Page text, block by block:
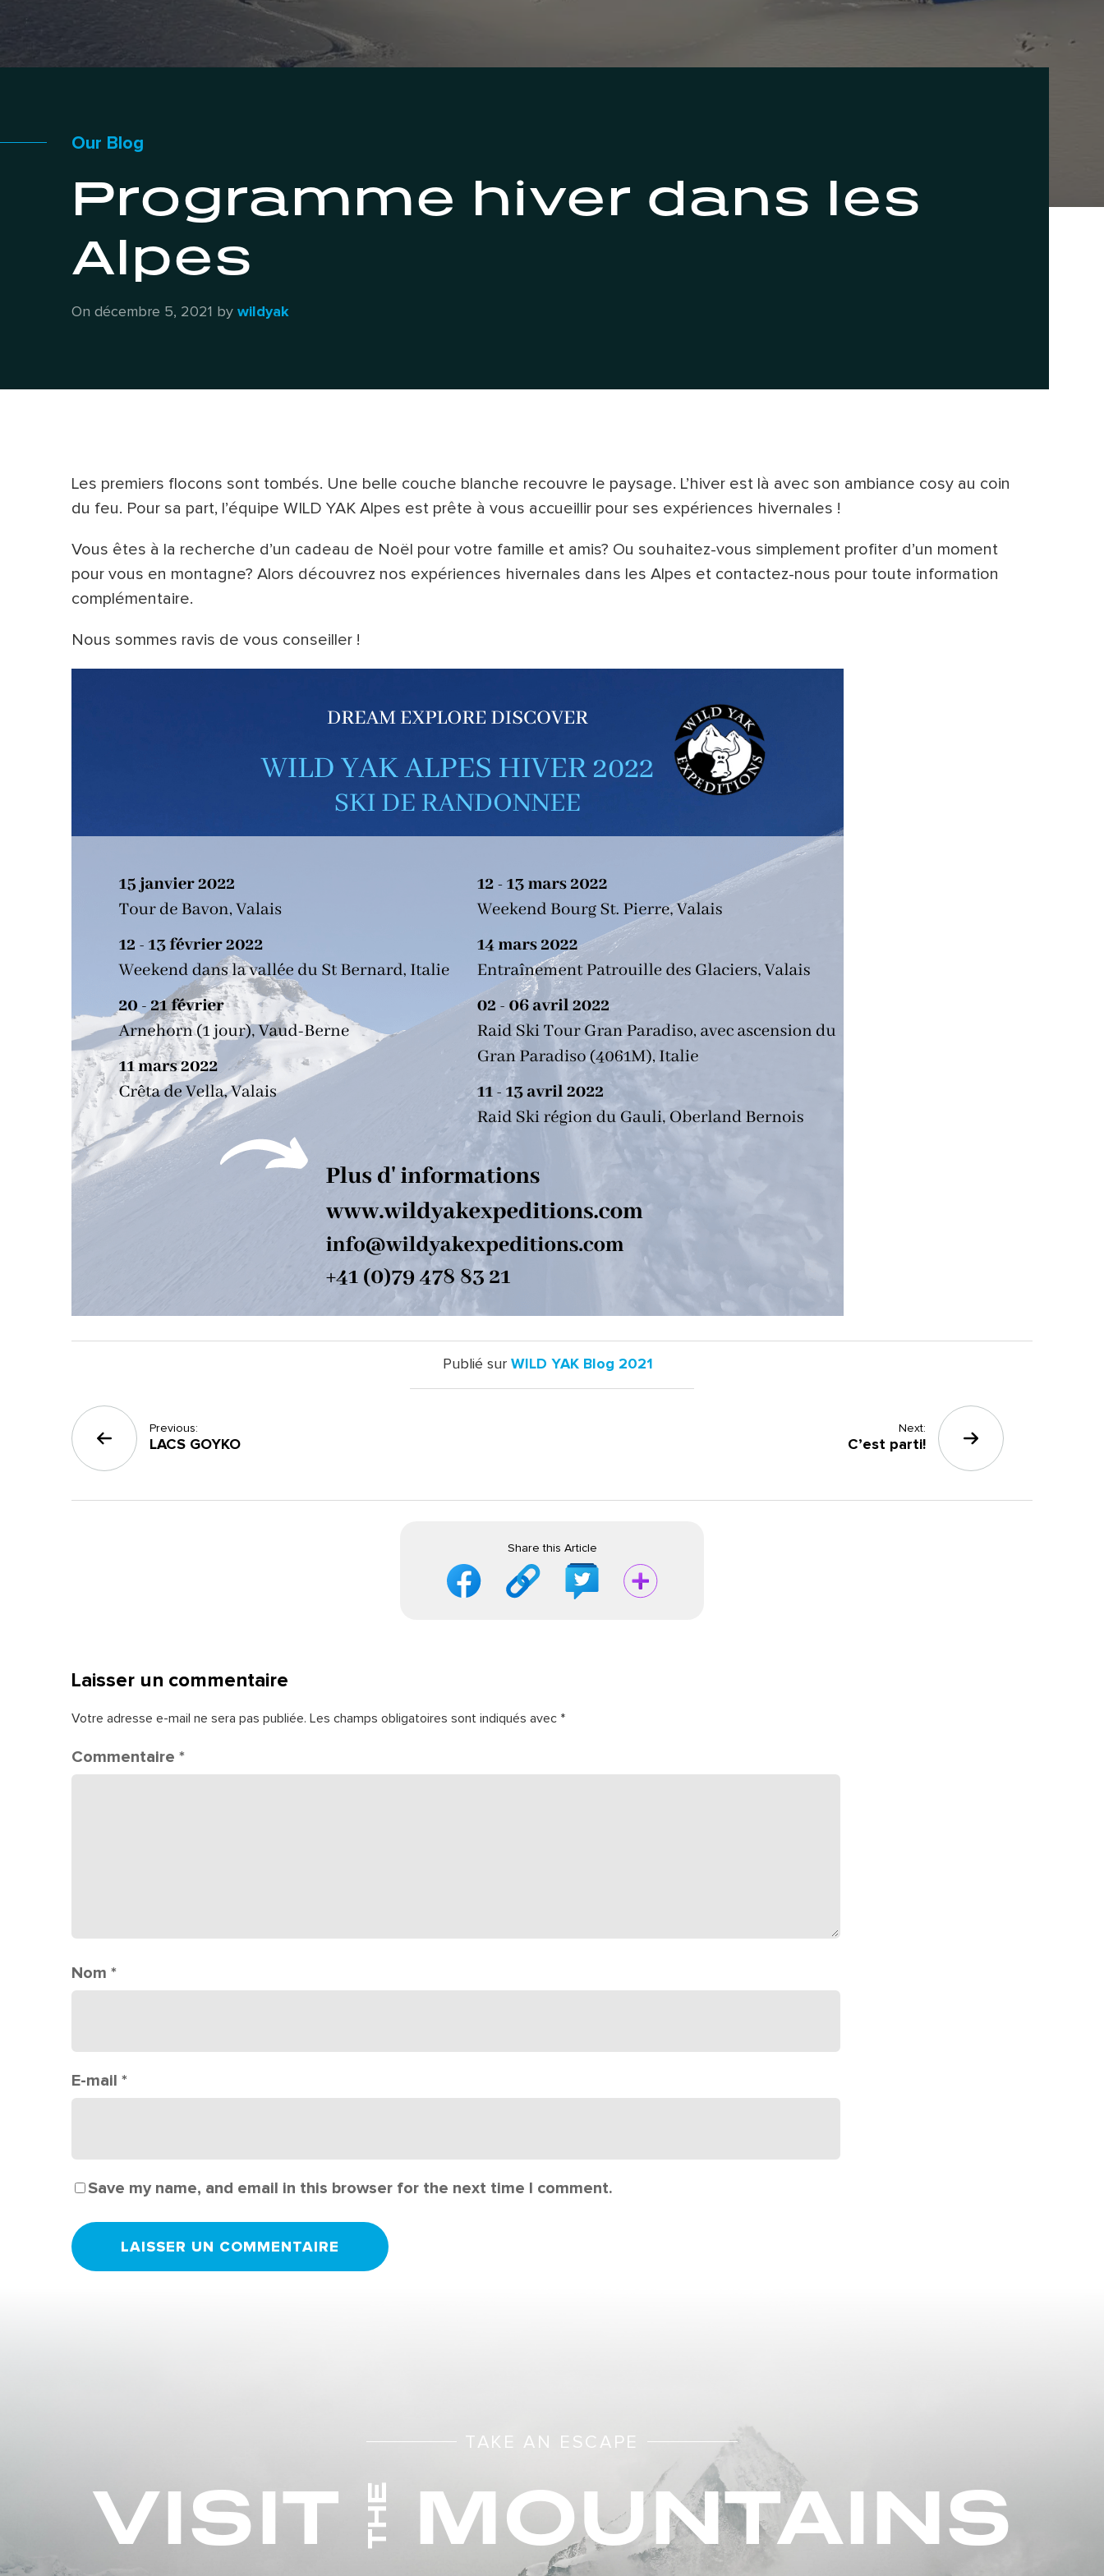
Our Blog
Programme hiver dans les
Alpes
On décembre 5, 2021 by wildyak
Les premiers flocons sont tombés. Une belle couche blanche recouvre le paysage. L’hiver est là avec son ambiance cosy au coin
du feu. Pour sa part, l’équipe WILD YAK Alpes est prête à vous accueillir pour ses expériences hivernales !
Vous êtes à la recherche d’un cadeau de Noël pour votre famille et amis? Ou souhaitez-vous simplement profiter d’un moment
pour vous en montagne? Alors découvrez nos expériences hivernales dans les Alpes et contactez-nous pour toute information
complémentaire.
Nous sommes ravis de vous conseiller !
Publié sur WILD YAK Blog 2021
Navigation
de
l’article
Previous:
LACS GOYKO
Next:
C’est parti!
Share this Article
Laisser un commentaire
Votre adresse e-mail ne sera pas publiée. Les champs obligatoires sont indiqués avec *
Commentaire *
Nom *
E-mail *
Save my name, and email in this browser for the next time I comment.
TAKE AN ESCAPE
VISIT THE MOUNTAINS